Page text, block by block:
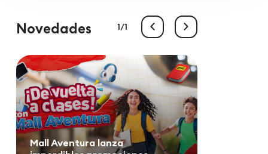
Novedades
Mall Aventura lanza
1 1